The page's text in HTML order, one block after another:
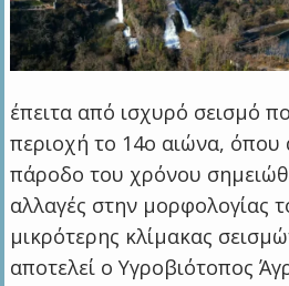
έπειτα από ισχυρό σεισμό
περιοχή το 14ο αιώνα, όπου
πάροδο του χρόνου
αλλαγές στην μορφολογίας
μικρότερης κλίμακας
αποτελεί ο Υγροβιότοπος